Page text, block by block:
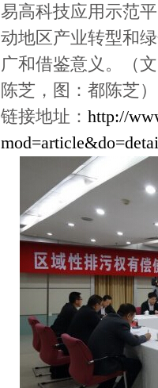
易高科技应用示范
动地区产业转型和
广和借鉴意义。（
陈芝，图：都陈芝）
链接地址： http://